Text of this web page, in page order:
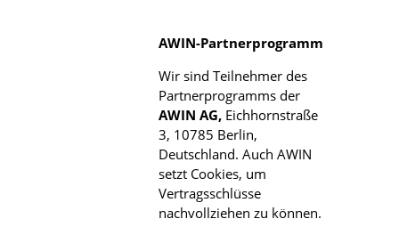
AWIN-Partnerprogramm
Wir sind Teilnehmer des
Partnerprogramms der
AWIN AG, Eichhornstraße
3, 10785 Berlin,
Deutschland. Auch AWIN
setzt Cookies, um
Vertragsschlüsse
nachvollziehen zu können.